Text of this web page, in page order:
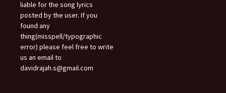
liable for the song lyrics
posted by the user. If you
found any
thing(misspell/typographic
error) please feel free to write
us an email to
davidrajah.s@gmail.com